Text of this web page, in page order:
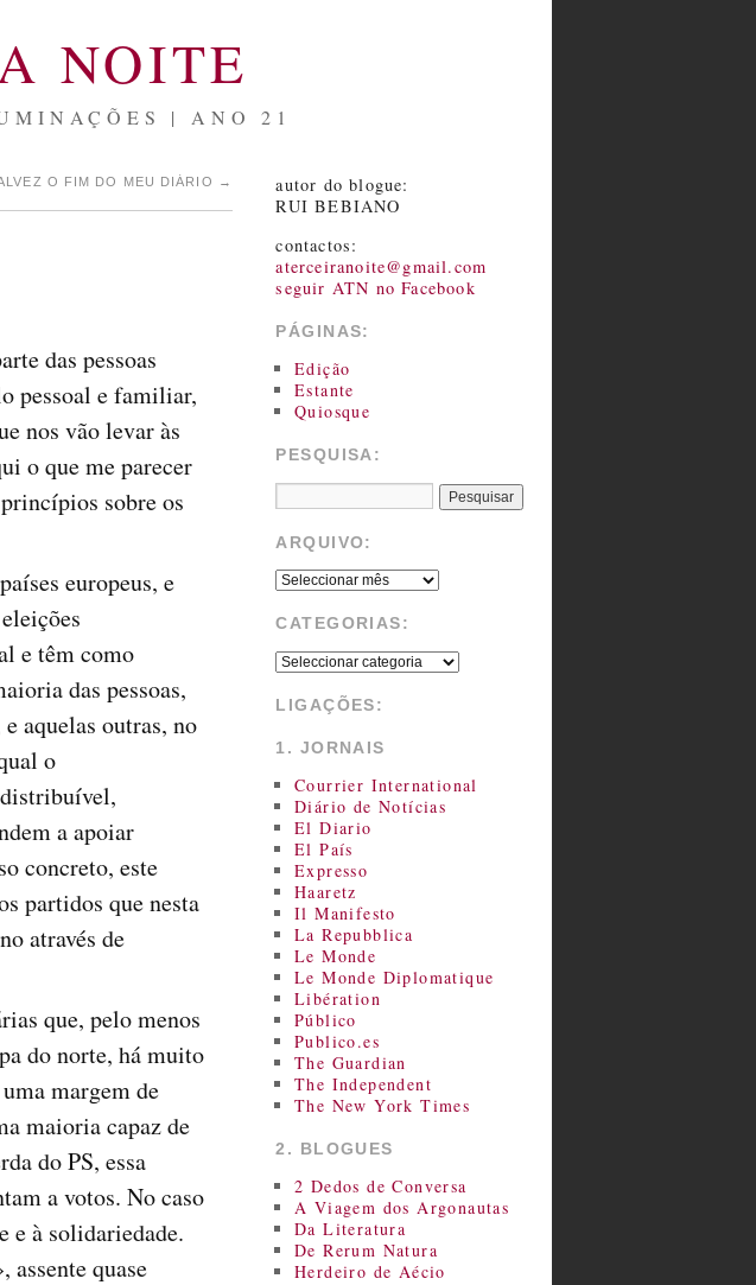
NOITE
| ANO 21
O FIM DO MEU DIÁRIO →
das pessoas
pessoal e familiar,
nos vão levar às
o que me parecer
sobre os
europeus, e
e têm como
das pessoas,
aquelas outras, no
o
a apoiar
concreto, este
partidos que nesta
através de
que, pelo menos
do norte, há muito
margem de
maioria capaz de
do PS, essa
a votos. No caso
e à solidariedade.
assente quase
autor do blogue:
RUI BEBIANO
contactos:
aterceiranoite@gmail.com
seguir ATN no Facebook
PÁGINAS:
Edição
Estante
Quiosque
PESQUISA:
ARQUIVO:
CATEGORIAS:
LIGAÇÕES:
1. JORNAIS
Courrier International
Diário de Notícias
El Diario
El País
Expresso
Haaretz
Il Manifesto
La Repubblica
Le Monde
Le Monde Diplomatique
Libération
Público
Publico.es
The Guardian
The Independent
The New York Times
2. BLOGUES
2 Dedos de Conversa
A Viagem dos Argonautas
Da Literatura
De Rerum Natura
Herdeiro de Aécio